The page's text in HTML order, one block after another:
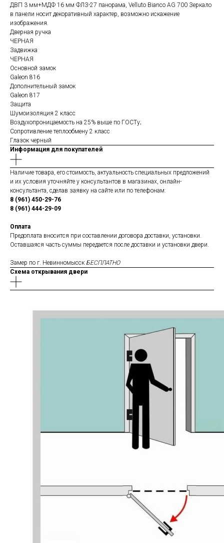
ДВП 3 мм+МДФ 16 мм ФЛЗ-27 панорама, Velluto Bianco AG 700 Зеркало
в панели носит декоративный характер, возможно искажение
изображения.
Дверная ручка
ЧЕРНАЯ
Задвижка
ЧЕРНАЯ
Основной замок
Galeon 816
Дополнительный замок
Galeon 817
Защита
Шумоизоляция 2 класс
Воздухопроницаемость на 25% выше по ГОСТу;
Сопротивление теплообмену 2 класс
Глазок черный
Информация для покупателей
Наличие товара, его стоимость, актуальность специальных предложений
и их условия уточняйте у консультантов в магазинах, онлайн-
консультанта, сделав заявку на сайте или по телефонам:
8 (961) 450-29-76
8 (961) 444-29-09
Оплата
Предоплата вносится при составлении договора доставки, установки.
Оставшаяся часть суммы передается после доставки и установки двери.
Замер по г. Невинномысск БЕСПЛАТНО
Схема открывания двери